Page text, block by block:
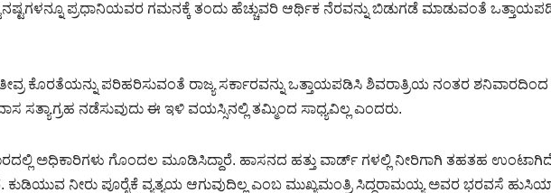
ಪ್ರಧಾನಿಯವರ ಗಮನಕ್ಕೆ ತಂದು ಹೆಚ್ಚುವರಿ ಆರ್ಥಿಕ ನೆರವನ್ನು ಬಿಡುಗಡೆ ಮಾಡುವಂತೆ
ಕೊರತೆಯನ್ನು ಪರಿಹರಿಸುವಂತೆ ರಾಜ್ಯ ಸರ್ಕಾರವನ್ನು ಒತ್ತಾಯಪಡಿಸಿ ಶಿವರಾತ್ರಿಯ ನಂತರ ಶನಿವಾರದಿಂದ
ಸತ್ಯಾಗ್ರಹ ನಡೆಸುವುದು ಈ ಇಳಿ ವಯಸ್ಸಿನಲ್ಲಿ ತಮ್ಮಿಂದ ಸಾಧ್ಯವಿಲ್ಲ ಎಂದರು.
ಅಧಿಕಾರಿಗಳು ಗೊಂದಲ ಮೂಡಿಸಿದ್ದಾರೆ. ಹಾಸನದ ಹತ್ತು ವಾರ್ಡ್ ಗಳಲ್ಲಿ ನೀರಿಗಾಗಿ ತಹತಹ
ಕುಡಿಯುವ ನೀರು ಪೂರೈಕೆ ವ್ಯತ್ಯಯ ಆಗುವುದಿಲ್ಲ ಎಂಬ ಮುಖ್ಯಮಂತ್ರಿ ಸಿದ್ದರಾಮಯ್ಯ ಅವರ ಭರವಸೆ